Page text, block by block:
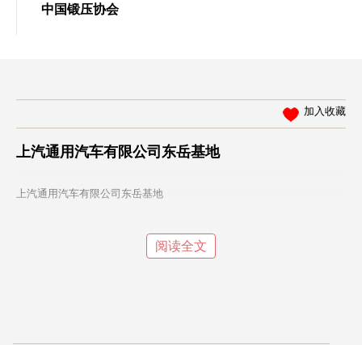
中国锻压协会
加入收藏
上汽通用汽车有限公司东岳基地
上汽通用汽车有限公司东岳基地
阅读全文